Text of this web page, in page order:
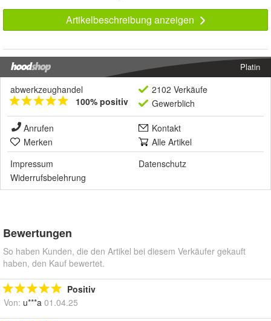
Artikelbeschreibung anzeigen
Platin
abwerkzeughandel
100% positiv
2102 Verkäufe
Gewerblich
Anrufen
Kontakt
Merken
Alle Artikel
Impressum
Datenschutz
Widerrufsbelehrung
Bewertungen
So haben Kunden, die den Artikel bei diesem Verkäufer gekauft
haben, den Kauf bewertet.
Positiv
Von: u***a 01.04.25